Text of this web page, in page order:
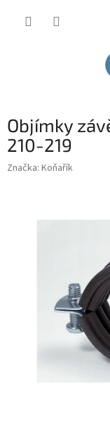
Objímky
210-219
Značka: Koňařík